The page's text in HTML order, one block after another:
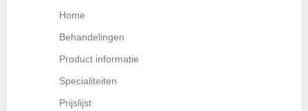
Home
Behandelingen
Product informatie
Specialiteiten
Prijslijst